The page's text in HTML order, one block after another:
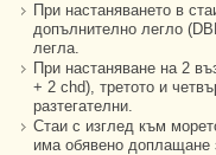
При настаняването в
допълнително легло
легла.
При настаняване на 2
+ 2 chd), третото и
разтегателни.
Стаи с изглед към
има обявено доплащане